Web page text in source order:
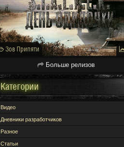
Зов Припяти
Больше релизов
Категории
Видео
Дневники разработчиков
Разное
Статьи